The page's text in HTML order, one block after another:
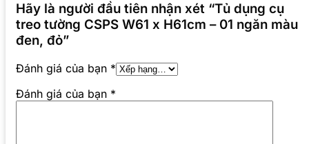
Hãy là người đầu tiên nhận xét “Tủ dụng cụ
treo tường CSPS W61 x H61cm – 01 ngăn màu
đen, đỏ”
Đánh giá của bạn *
Đánh giá của bạn *